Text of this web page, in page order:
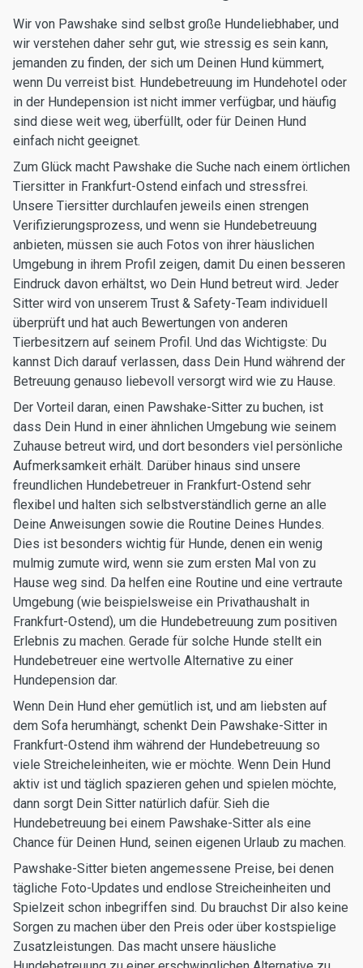
Wir von Pawshake sind selbst große Hundeliebhaber, und
wir verstehen daher sehr gut, wie stressig es sein kann,
jemanden zu finden, der sich um Deinen Hund kümmert,
wenn Du verreist bist. Hundebetreuung im Hundehotel oder
in der Hundepension ist nicht immer verfügbar, und häufig
sind diese weit weg, überfüllt, oder für Deinen Hund
einfach nicht geeignet.
Zum Glück macht Pawshake die Suche nach einem örtlichen
Tiersitter in Frankfurt-Ostend einfach und stressfrei.
Unsere Tiersitter durchlaufen jeweils einen strengen
Verifizierungsprozess, und wenn sie Hundebetreuung
anbieten, müssen sie auch Fotos von ihrer häuslichen
Umgebung in ihrem Profil zeigen, damit Du einen besseren
Eindruck davon erhältst, wo Dein Hund betreut wird. Jeder
Sitter wird von unserem Trust & Safety-Team individuell
überprüft und hat auch Bewertungen von anderen
Tierbesitzern auf seinem Profil. Und das Wichtigste: Du
kannst Dich darauf verlassen, dass Dein Hund während der
Betreuung genauso liebevoll versorgt wird wie zu Hause.
Der Vorteil daran, einen Pawshake-Sitter zu buchen, ist
dass Dein Hund in einer ähnlichen Umgebung wie seinem
Zuhause betreut wird, und dort besonders viel persönliche
Aufmerksamkeit erhält. Darüber hinaus sind unsere
freundlichen Hundebetreuer in Frankfurt-Ostend sehr
flexibel und halten sich selbstverständlich gerne an alle
Deine Anweisungen sowie die Routine Deines Hundes.
Dies ist besonders wichtig für Hunde, denen ein wenig
mulmig zumute wird, wenn sie zum ersten Mal von zu
Hause weg sind. Da helfen eine Routine und eine vertraute
Umgebung (wie beispielsweise ein Privathaushalt in
Frankfurt-Ostend), um die Hundebetreuung zum positiven
Erlebnis zu machen. Gerade für solche Hunde stellt ein
Hundebetreuer eine wertvolle Alternative zu einer
Hundepension dar.
Wenn Dein Hund eher gemütlich ist, und am liebsten auf
dem Sofa herumhängt, schenkt Dein Pawshake-Sitter in
Frankfurt-Ostend ihm während der Hundebetreuung so
viele Streicheleinheiten, wie er möchte. Wenn Dein Hund
aktiv ist und täglich spazieren gehen und spielen möchte,
dann sorgt Dein Sitter natürlich dafür. Sieh die
Hundebetreuung bei einem Pawshake-Sitter als eine
Chance für Deinen Hund, seinen eigenen Urlaub zu machen.
Pawshake-Sitter bieten angemessene Preise, bei denen
tägliche Foto-Updates und endlose Streicheinheiten und
Spielzeit schon inbegriffen sind. Du brauchst Dir also keine
Sorgen zu machen über den Preis oder über kostspielige
Zusatzleistungen. Das macht unsere häusliche